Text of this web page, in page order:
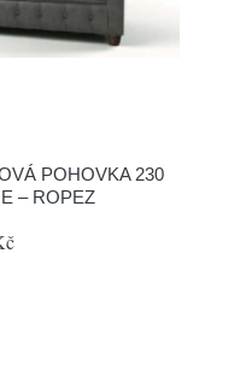
POHOVKA 230
– ROPEZ